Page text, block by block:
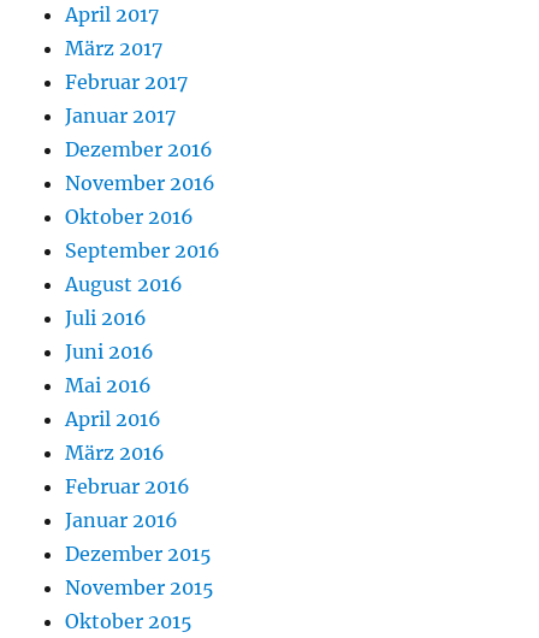
April 2017
März 2017
Februar 2017
Januar 2017
Dezember 2016
November 2016
Oktober 2016
September 2016
August 2016
Juli 2016
Juni 2016
Mai 2016
April 2016
März 2016
Februar 2016
Januar 2016
Dezember 2015
November 2015
Oktober 2015